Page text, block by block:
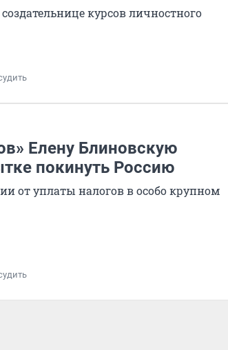
курсов личностного
Елену Блиновскую
покинуть Россию
от уплаты налогов в особо крупном